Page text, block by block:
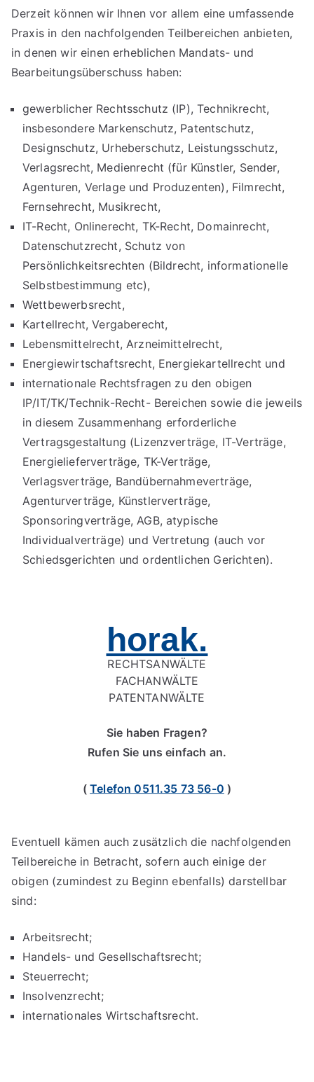
Derzeit können wir Ihnen vor allem eine umfassende
Praxis in den nachfolgenden Teilbereichen anbieten,
in denen wir einen erheblichen Mandats- und
Bearbeitungsüberschuss haben:
gewerblicher Rechtsschutz (IP), Technikrecht,
insbesondere Markenschutz, Patentschutz,
Designschutz, Urheberschutz, Leistungsschutz,
Verlagsrecht, Medienrecht (für Künstler, Sender,
Agenturen, Verlage und Produzenten), Filmrecht,
Fernsehrecht, Musikrecht,
IT-Recht, Onlinerecht, TK-Recht, Domainrecht,
Datenschutzrecht, Schutz von
Persönlichkeitsrechten (Bildrecht, informationelle
Selbstbestimmung etc),
Wettbewerbsrecht,
Kartellrecht, Vergaberecht,
Lebensmittelrecht, Arzneimittelrecht,
Energiewirtschaftsrecht, Energiekartellrecht und
internationale Rechtsfragen zu den obigen
IP/IT/TK/Technik-Recht- Bereichen sowie die jeweils
in diesem Zusammenhang erforderliche
Vertragsgestaltung (Lizenzverträge, IT-Verträge,
Energielieferverträge, TK-Verträge,
Verlagsverträge, Bandübernahmeverträge,
Agenturverträge, Künstlerverträge,
Sponsoringverträge, AGB, atypische
Individualverträge) und Vertretung (auch vor
Schiedsgerichten und ordentlichen Gerichten).
horak.
RECHTSANWÄLTE
FACHANWÄLTE
PATENTANWÄLTE
Sie haben Fragen?
Rufen Sie uns einfach an.
(Telefon 0511.35 73 56-0 )
Eventuell kämen auch zusätzlich die nachfolgenden
Teilbereiche in Betracht, sofern auch einige der
obigen (zumindest zu Beginn ebenfalls) darstellbar
sind:
Arbeitsrecht;
Handels- und Gesellschaftsrecht;
Steuerrecht;
Insolvenzrecht;
internationales Wirtschaftsrecht.